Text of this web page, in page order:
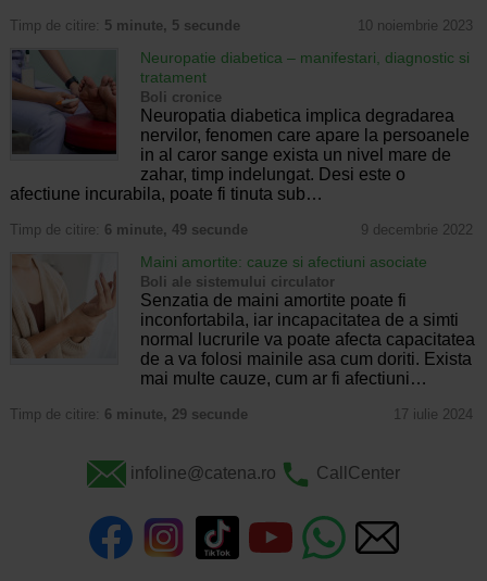
Timp de citire: 5 minute, 5 secunde 10 noiembrie 2023
Neuropatie diabetica – manifestari, diagnostic si
tratament
Boli cronice
Neuropatia diabetica implica degradarea
nervilor, fenomen care apare la persoanele
in al caror sange exista un nivel mare de
zahar, timp indelungat. Desi este o
afectiune incurabila, poate fi tinuta sub…
Timp de citire: 6 minute, 49 secunde 9 decembrie 2022
Maini amortite: cauze si afectiuni asociate
Boli ale sistemului circulator
Senzatia de maini amortite poate fi
inconfortabila, iar incapacitatea de a simti
normal lucrurile va poate afecta capacitatea
de a va folosi mainile asa cum doriti. Exista
mai multe cauze, cum ar fi afectiuni…
Timp de citire: 6 minute, 29 secunde 17 iulie 2024
infoline@catena.ro CallCenter